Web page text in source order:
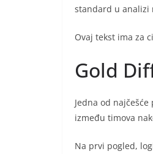
standard u analizi
Ovaj tekst ima za
Gold
Jedna od
između timova
Na prvi pogled,